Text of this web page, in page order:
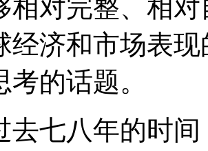
相对完整、相
经济和市场表
的话题。
去七八年的时